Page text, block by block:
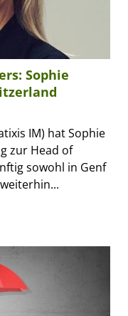
Sophie
IM) hat Sophie
zur Head of
sowohl in Genf